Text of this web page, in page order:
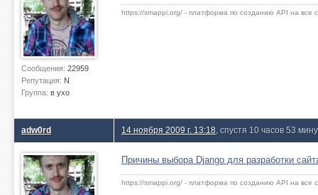
Сообщения: 22959
Репутация: N
Группа: в ухо
https://smappi.org/ - платформа по созданию API на все
adw0rd 14 ноября 2009 г. 13:18 , спустя 10 часов 53
Причины выбора Django для разработки
https://smappi.org/ - платформа по созданию API на все